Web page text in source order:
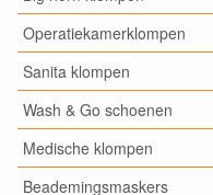
Operatiekamerklompen
Sanita klompen
Wash & Go schoenen
Medische klompen
Beademingsmaskers